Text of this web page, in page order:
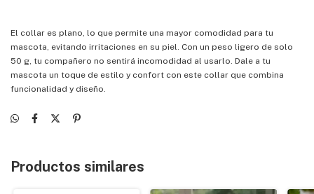
El collar es plano, lo que permite una mayor comodidad para tu
mascota, evitando irritaciones en su piel. Con un peso ligero de solo
50 g, tu compañero no sentirá incomodidad al usarlo. Dale a tu
mascota un toque de estilo y confort con este collar que combina
funcionalidad y diseño.
Productos similares